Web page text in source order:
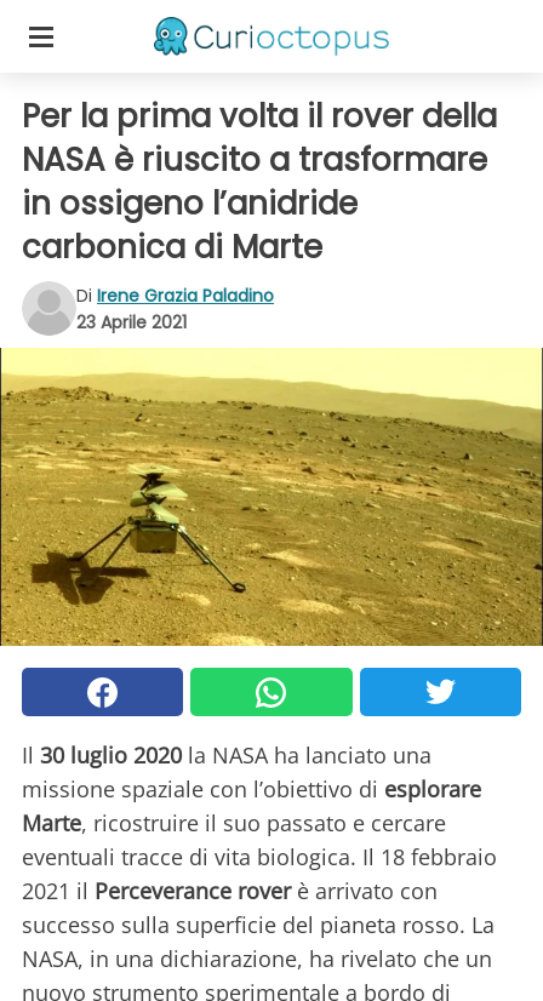
Per la prima volta il rover della
NASA è riuscito a trasformare
in ossigeno l’anidride
carbonica di Marte
Di Irene Grazia Paladino
23 Aprile 2021
Il 30 luglio 2020 la NASA ha lanciato una
missione spaziale con l’obiettivo di esplorare
Marte, ricostruire il suo passato e cercare
eventuali tracce di vita biologica. Il 18 febbraio
2021 il Perceverance roverè arrivato con
successo sulla superficie del pianeta rosso. La
NASA, in una dichiarazione, ha rivelato che un
nuovo strumento sperimentale a bordo di